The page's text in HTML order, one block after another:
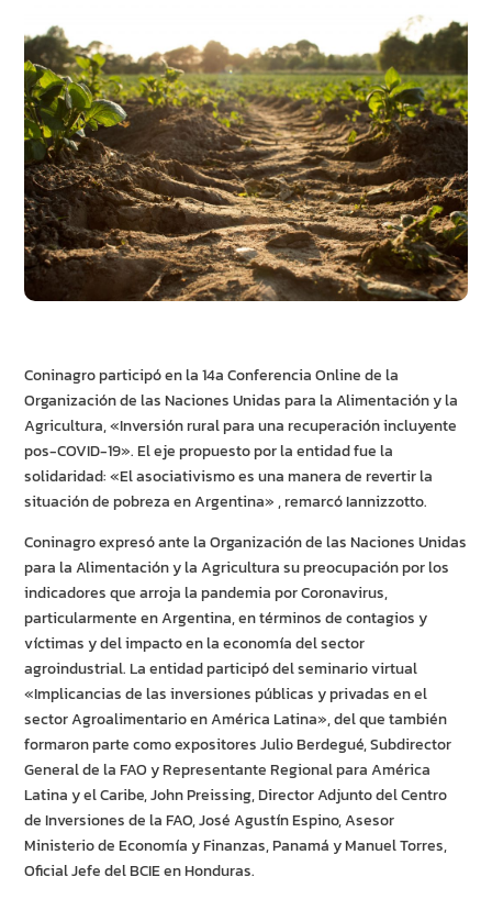
Coninagro participó en la 14a Conferencia Online de la
Organización de las Naciones Unidas para la Alimentación y la
Agricultura, «Inversión rural para una recuperación incluyente
pos-COVID-19». El eje propuesto por la entidad fue la
solidaridad: «El asociativismo es una manera de revertir la
situación de pobreza en Argentina» , remarcó Iannizzotto.
Coninagro expresó ante la Organización de las Naciones Unidas
para la Alimentación y la Agricultura su preocupación por los
indicadores que arroja la pandemia por Coronavirus,
particularmente en Argentina, en términos de contagios y
víctimas y del impacto en la economía del sector
agroindustrial. La entidad participó del seminario virtual
«Implicancias de las inversiones públicas y privadas en el
sector Agroalimentario en América Latina», del que también
formaron parte como expositores Julio Berdegué, Subdirector
General de la FAO y Representante Regional para América
Latina y el Caribe, John Preissing, Director Adjunto del Centro
de Inversiones de la FAO, José Agustín Espino, Asesor
Ministerio de Economía y Finanzas, Panamá y Manuel Torres,
Oficial Jefe del BCIE en Honduras.